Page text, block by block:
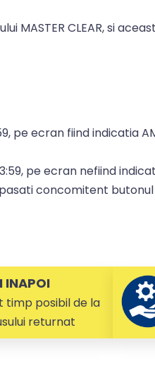
CLEAR, si
pe ecran fiind indicatia
pe ecran nefiind
concomitent butonul
INAPOI
timp posibil de la
returnat